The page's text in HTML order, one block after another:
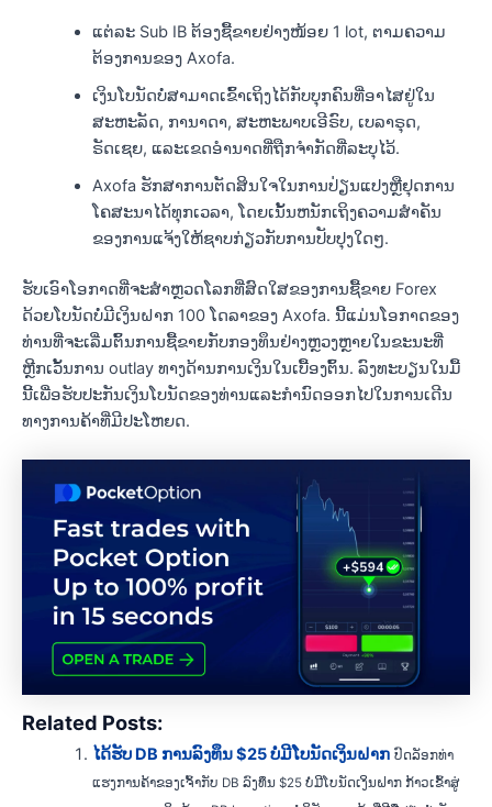
ແຕ່ລະ Sub IB ຕ້ອງຊື້ຂາຍຢ່າງໜ້ອຍ 1 lot, ຕາມຄວາມ
ຕ້ອງການຂອງ Axofa.
ເງິນໂບນັດບໍ່ສາມາດເຂົ້າເຖິງໄດ້ກັບບຸກຄົນທີ່ອາໄສຢູ່ໃນ
ສະຫະລັດ, ການາດາ, ສະຫະພາບເອີຣົບ, ເບລາຣຸດ,
ຣັດເຊຍ, ແລະເຂດອຳນາດທີ່ຖືກຈຳກັດທີ່ລະບຸໄວ້.
Axofa ຮັກສາການຕັດສິນໃຈໃນການປ່ຽນແປງຫຼືຢຸດການ
ໂຄສະນາໄດ້ທຸກເວລາ, ໂດຍເນັ້ນຫນັກເຖິງຄວາມສໍາຄັນ
ຂອງການແຈ້ງໃຫ້ຊາບກ່ຽວກັບການປັບປຸງໃດໆ.
ຮັບເອົາໂອກາດທີ່ຈະສຳຫຼວດໂລກທີ່ສົດໃສຂອງການຊື້ຂາຍ Forex
ດ້ວຍໂບນັດບໍ່ມີເງິນຝາກ 100 ໂດລາຂອງ Axofa. ນີ້ແມ່ນໂອກາດຂອງ
ທ່ານທີ່ຈະເລີ່ມຕົ້ນການຊື້ຂາຍກັບກອງທຶນຢ່າງຫຼວງຫຼາຍໃນຂະນະທີ່
ຫຼີກເວັ້ນການ outlay ທາງດ້ານການເງິນໃນເບື້ອງຕົ້ນ. ລົງ​ທະ​ບຽນ​ໃນ​ມື້​
ນີ້​ເພື່ອ​ຮັບ​ປະ​ກັນ​ເງິນ​ໂບ​ນັດ​ຂອງ​ທ່ານ​ແລະ​ກໍາ​ນົດ​ອອກ​ໄປ​ໃນ​ການ​ເດີນ​
ທາງ​ການ​ຄ້າ​ທີ່​ມີ​ປະ​ໂຫຍດ​.
Related Posts:
ໄດ້ຮັບ DB ການລົງທຶນ $25 ບໍ່ມີໂບນັດເງິນຝາກ ປົດລັອກທ່າ
ແຮງການຄ້າຂອງເຈົ້າກັບ DB ລົງທຶນ $25 ບໍ່ມີໂບນັດເງິນຝາກ ກ້າວເຂົ້າສູ່